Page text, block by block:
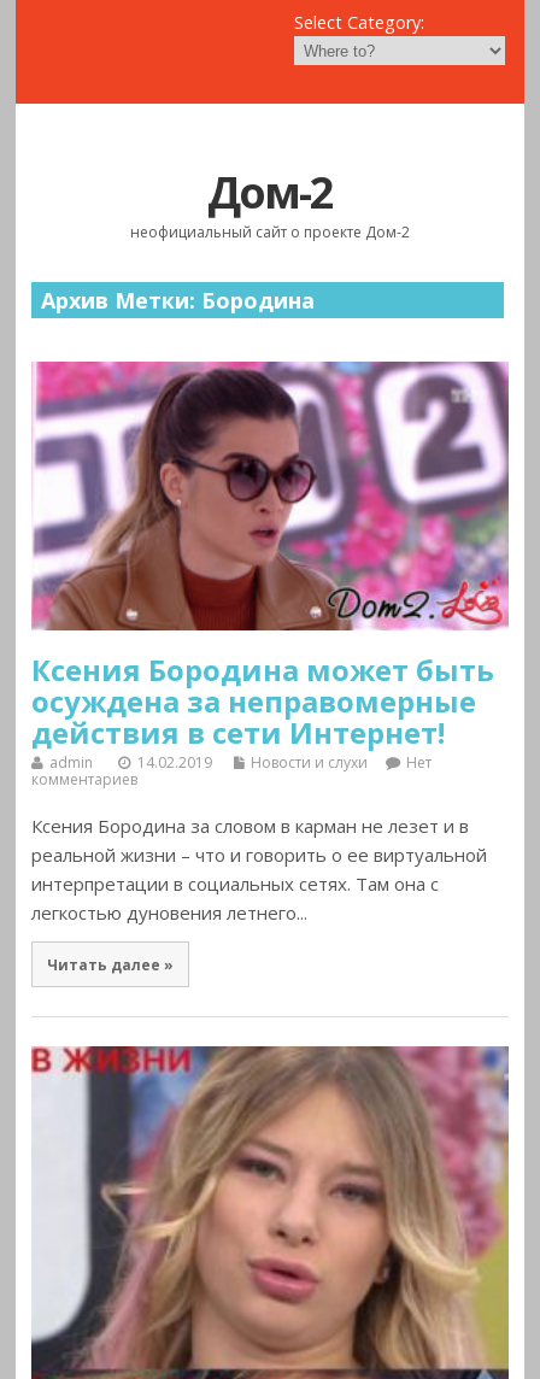
Select Category:
Дом-2
неофициальный сайт о проекте Дом-2
Архив Метки: Бородина
Ксения Бородина может быть
осуждена за неправомерные
действия в сети Интернет!
admin 14.02.2019 Новости и слухи
Нет
комментариев
Ксения Бородина за словом в карман не лезет и в
реальной жизни – что и говорить о ее виртуальной
интерпретации в социальных сетях. Там она с
легкостью дуновения летнего...
Читать далее »